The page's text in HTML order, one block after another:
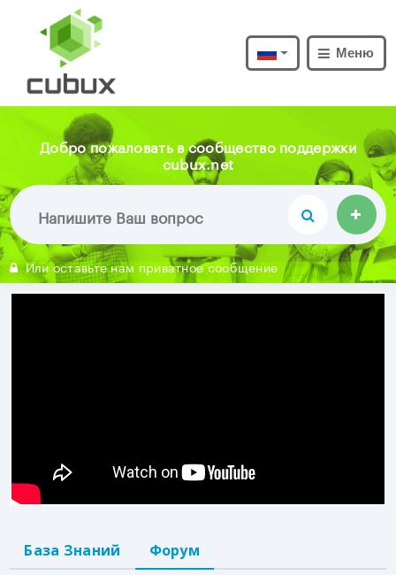
Меню
Добро пожаловать в сообщество поддержки
cubux.net
Или оставьте нам приватное сообщение
База Знаний Форум